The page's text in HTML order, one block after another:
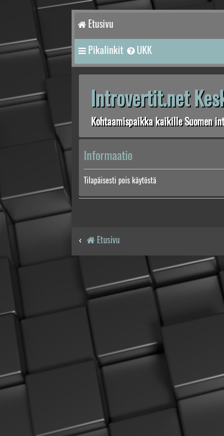
Etusivu
Pikalinkit UKK
Introvertit.net
Kohtaamispaikka kaikille Suomen
Informaatio
Tilapäisesti pois käytöstä
Etusivu